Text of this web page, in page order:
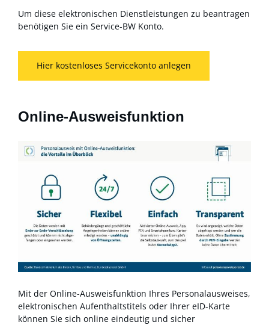
Um diese elektronischen Dienstleistungen zu beantragen
benötigen Sie ein Service-BW Konto.
Hier kostenloses Servicekonto anlegen
Online-Ausweisfunktion
Mit der Online-Ausweisfunktion Ihres Personalausweises,
elektronischen Aufenthaltstitels oder Ihrer eID-Karte
können Sie sich online eindeutig und sicher